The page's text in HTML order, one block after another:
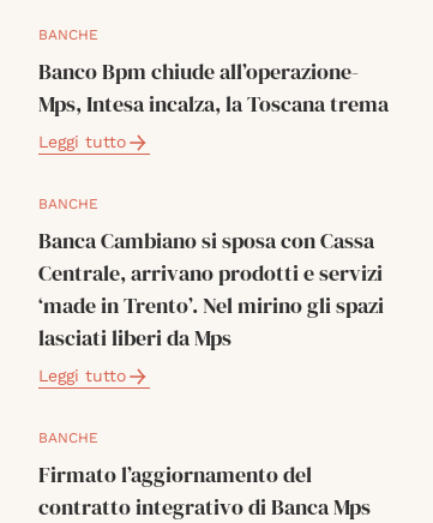
BANCHE
Banco Bpm chiude all’operazione-
Mps, Intesa incalza, la Toscana trema
Leggi tutto
BANCHE
Banca Cambiano si sposa con Cassa
Centrale, arrivano prodotti e servizi
‘made in Trento’. Nel mirino gli spazi
lasciati liberi da Mps
Leggi tutto
BANCHE
Firmato l’aggiornamento del
contratto integrativo di Banca Mps